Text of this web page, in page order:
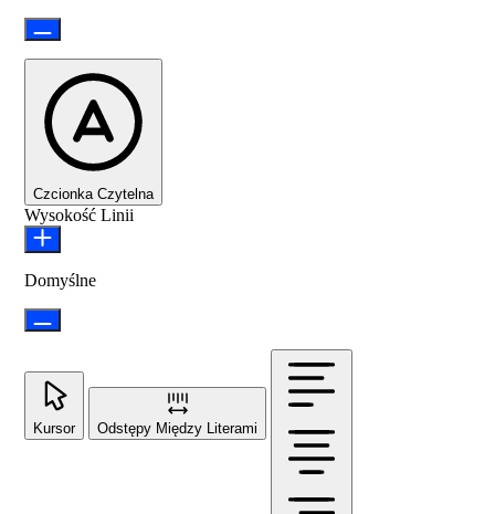
Czcionka Czytelna
Wysokość Linii
Domyślne
Kursor Odstępy Między Literami